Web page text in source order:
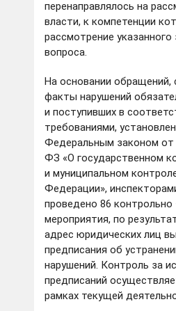
перенаправлялось на
власти, к компетенции
рассмотрение указанного
вопроса.
На основании
факты нарушений
и поступивших в
требованиями,
Федеральным законом от
ФЗ «О государственном
и муниципальном
Федерации»,
проведено 86
мероприятия, по
адрес юридических лиц
предписания об
нарушений. Контроль за
предписаний
рамках текущей